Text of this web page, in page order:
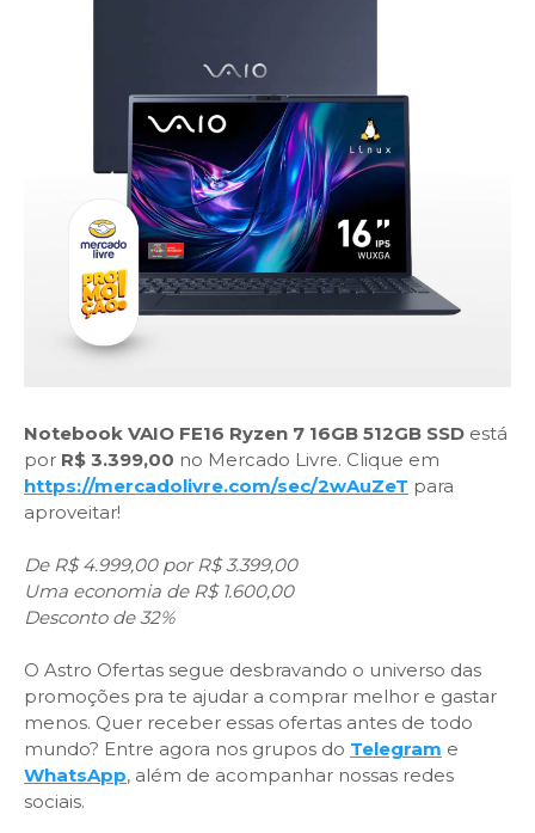
Notebook VAIO FE16 Ryzen 7 16GB 512GB SSD está
por R$ 3.399,00 no Mercado Livre. Clique em
https://mercadolivre.com/sec/2wAuZeT para
aproveitar!
De R$ 4.999,00 por R$ 3.399,00
Uma economia de R$ 1.600,00
Desconto de 32%
O Astro Ofertas segue desbravando o universo das
promoções pra te ajudar a comprar melhor e gastar
menos. Quer receber essas ofertas antes de todo
mundo? Entre agora nos grupos do Telegram e
WhatsApp, além de acompanhar nossas redes
sociais.